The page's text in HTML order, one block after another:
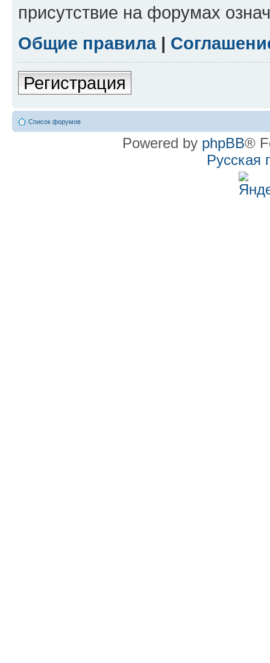
присутствие на форумах
Общие правила|
Регистрация
Список форумов
Powered by phpBB®
Русская